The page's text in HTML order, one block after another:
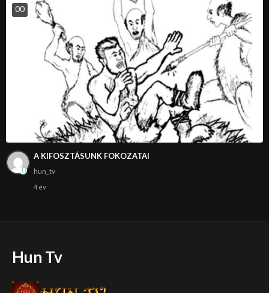
00
A KIFOSZTÁSUNK FOKOZATAI
hun_tv
4 év
Hun Tv